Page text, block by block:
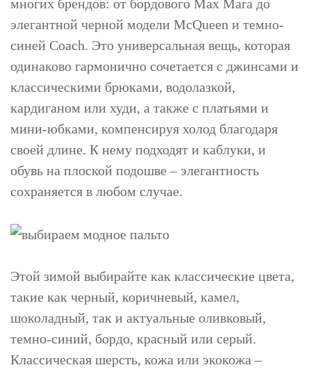
многих брендов: от бордового Max Mara до
элегантной черной модели McQueen и темно-
синей Coach. Это универсальная вещь, которая
одинаково гармонично сочетается с джинсами и
классическими брюками, водолазкой,
кардиганом или худи, а также с платьями и
мини-юбками, компенсируя холод благодаря
своей длине. К нему подходят и каблуки, и
обувь на плоской подошве – элегантность
сохраняется в любом случае.
Этой зимой выбирайте как классические цвета,
такие как черный, коричневый, камел,
шоколадный, так и актуальные оливковый,
темно-синий, бордо, красный или серый.
Классическая шерсть, кожа или экокожа –